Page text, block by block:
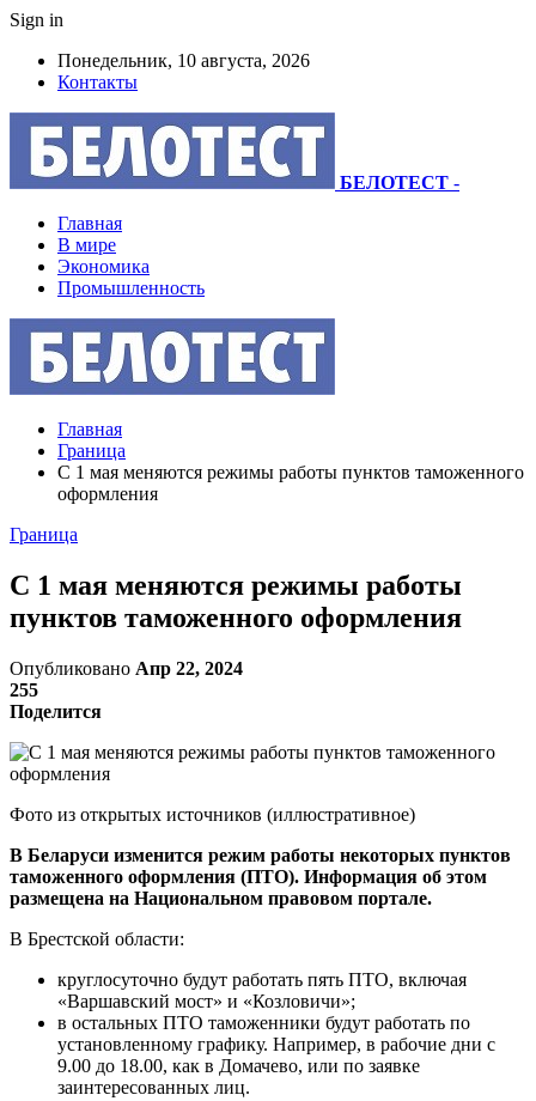
Sign in
Понедельник, 10 августа, 2026
Контакты
БЕЛОТЕСТ -
Главная
В мире
Экономика
Промышленность
Главная
Граница
С 1 мая меняются режимы работы пунктов таможенного
оформления
Граница
С 1 мая меняются режимы работы
пунктов таможенного оформления
Опубликовано Апр 22, 2024
255
Поделится
Фото из открытых источников (иллюстративное)
В Беларуси изменится режим работы некоторых пунктов
таможенного оформления (ПТО). Информация об этом
размещена на Национальном правовом портале.
В Брестской области:
круглосуточно будут работать пять ПТО, включая
«Варшавский мост» и «Козловичи»;
в остальных ПТО таможенники будут работать по
установленному графику. Например, в рабочие дни с
9.00 до 18.00, как в Домачево, или по заявке
заинтересованных лиц.